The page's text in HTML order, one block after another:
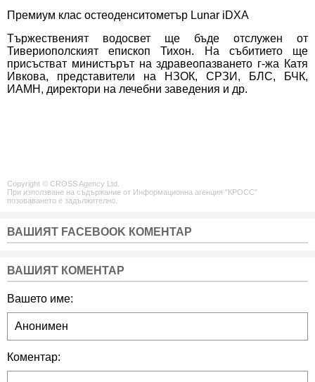
Премиум клас остеоденситометър Lunar iDXA
Тържественият водосвет ще бъде отслужен от
Тивериополският епископ Тихон. На събитието ще
присъстват министърът на здравеопазването г-жа Катя
Ивкова, представители на НЗОК, СРЗИ, БЛС, БЧК,
ИАМН, директори на лечебни заведения и др.
Copyright © CROSS Agency Ltd.
При използване на съдържание от Информационна агенция "КРОСС"
позоваването е задължително.
ВАШИЯТ FACEBOOK КОМЕНТАР
ВАШИЯТ КОМЕНТАР
Вашето име:
Коментар: